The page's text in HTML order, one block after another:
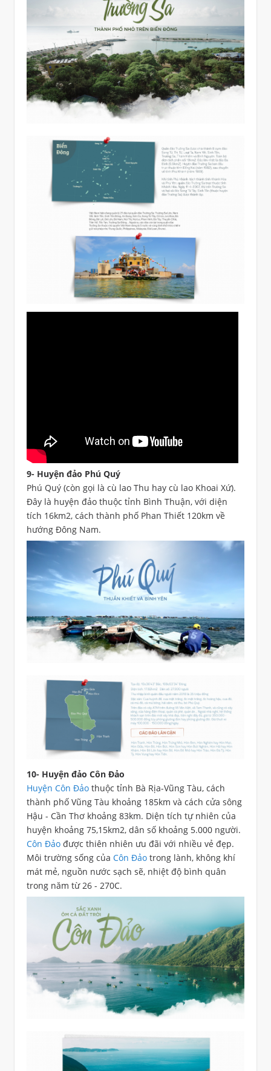
9- Huyện đảo Phú Quý
Phú Quý (còn gọi là cù lao Thu hay cù lao Khoai Xứ).
Đây là huyện đảo thuộc tỉnh Bình Thuận, với diện
tích 16km2, cách thành phố Phan Thiết 120km về
hướng Đông Nam.
10- Huyện đảo Côn Đảo
Huyện Côn Đảo thuộc tỉnh Bà Rịa-Vũng Tàu, cách
thành phố Vũng Tàu khoảng 185km và cách cửa sông
Hậu - Cần Thơ khoảng 83km. Diện tích tự nhiên của
huyện khoảng 75,15km2, dân số khoảng 5.000 người.
Côn Đảo được thiên nhiên ưu đãi với nhiều vẻ đẹp.
Môi trường sống của Côn Đảo trong lành, không khí
mát mẻ, nguồn nước sạch sẽ, nhiệt độ bình quân
trong năm từ 26 - 270C.